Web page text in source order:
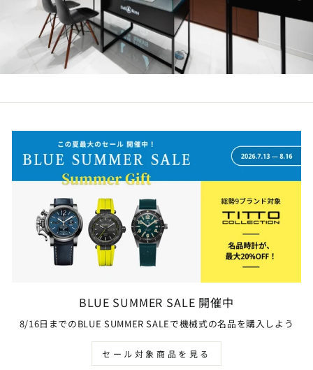
BLUE SUMMER SALE 開催中
8/16日までのBLUE SUMMER SALEで機械式の名品を購入しよう
セール対象商品を見る